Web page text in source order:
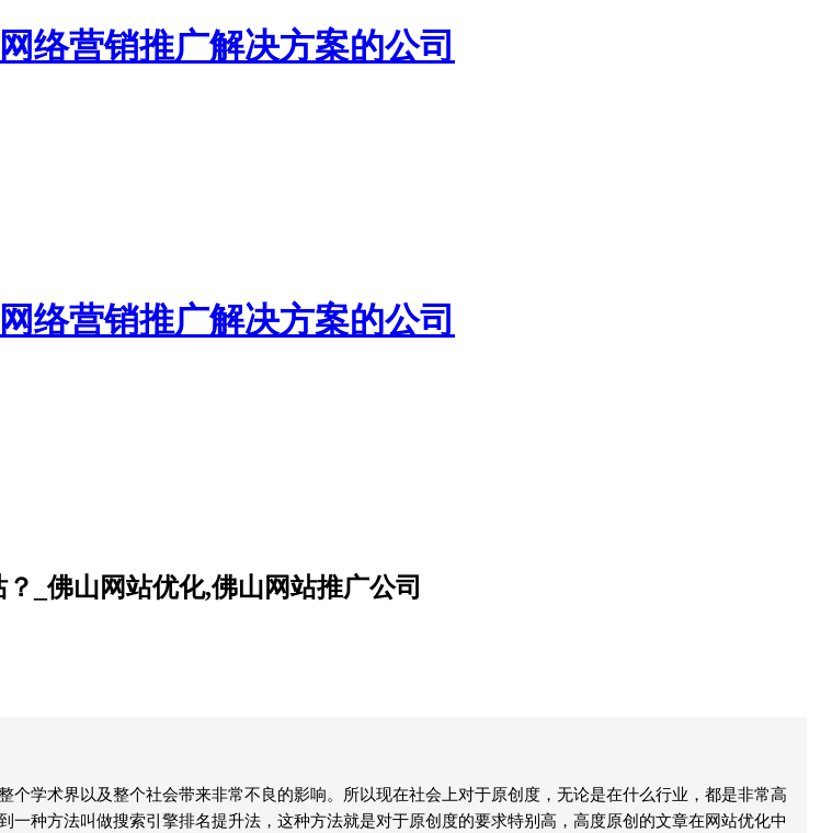
_佛山网站优化,佛山网站推广公司
学术界以及整个社会带来非常不良的影响。所以现在社会上对于原创度，无论是在什么行业，都是非常高
种方法叫做搜索引擎排名提升法，这种方法就是对于原创度的要求特别高，高度原创的文章在网站优化中